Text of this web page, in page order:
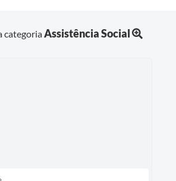
categoriaAssistência Social